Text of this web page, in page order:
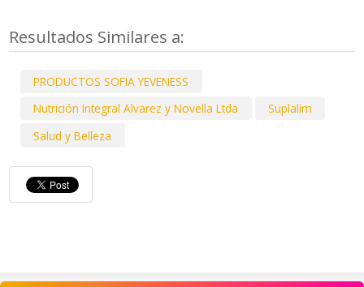
Resultados Similares a:
PRODUCTOS SOFIA YEVENESS
Nutrición Integral Alvarez y Novella Ltda
Suplalim
Salud y Belleza